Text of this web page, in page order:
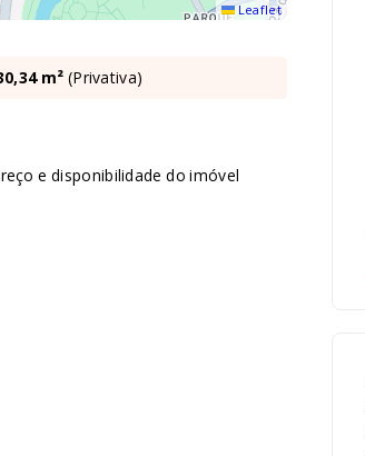
Leaflet
m² (Privativa)
e disponibilidade do imóvel